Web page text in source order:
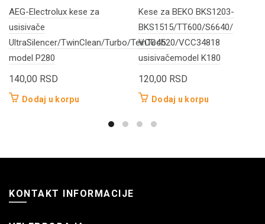
AEG-Electrolux kese za
usisivače
UltraSilencer/TwinClean/Turbo/TeinTech
model P280
140,00 RSD
Dodaj u korpu
Kese za BEKO BKS1203-
BKS1515/TT600/S6640/
VCC4520/VCC34818
usisivačemodel K180
120,00 RSD
Dodaj u korpu
KONTAKT INFORMACIJE